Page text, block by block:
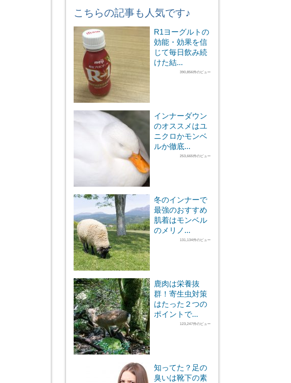
こちらの記事も人気です♪
R1ヨーグルトの
効能・効果を信
じて毎日飲み続
けた結...
390,856件のビュー
インナーダウン
のオススメはユ
ニクロかモンベ
ルか徹底...
253,665件のビュー
冬のインナーで
最強のおすすめ
肌着はモンベル
のメリノ...
131,134件のビュー
鹿肉は栄養抜
群！寄生虫対策
はたった２つの
ポイントで...
123,247件のビュー
知ってた？足の
臭いは靴下の素